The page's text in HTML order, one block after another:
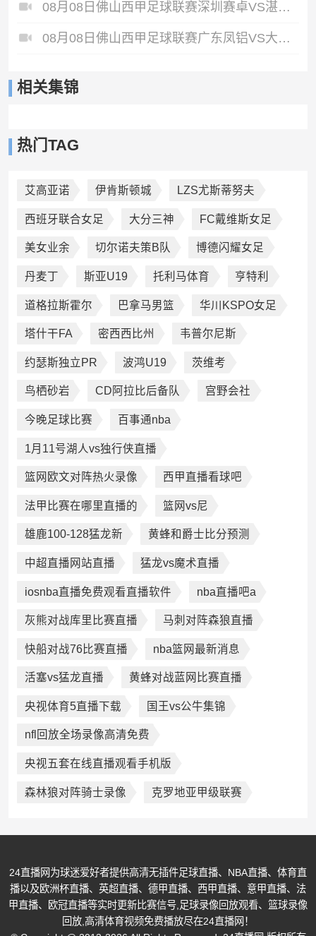
08月08日佛山西甲足球联赛深圳赛卓VS湛江热点·粤标售电全场录像
08月08日佛山西甲足球联赛广东凤铝VS大塘控股全场录像
相关集锦
热门TAG
艾高亚诺 伊肯斯顿城 LZS尤斯蒂努夫
西班牙联合女足 大分三神 FC戴维斯女足
美女业余 切尔诺夫策B队 博德闪耀女足
丹麦丁 斯亚U19 托利马体育 亨特利
道格拉斯霍尔 巴拿马男篮 华川KSPO女足
塔什干FA 密西西比州 韦普尔尼斯
约瑟斯独立PR 波鸿U19 茨维考
鸟栖砂岩 CD阿拉比后备队 宫野会社
今晚足球比赛 百事通nba
1月11号湖人vs独行侠直播
篮网欧文对阵热火录像 西甲直播看球吧
法甲比赛在哪里直播的 篮网vs尼
雄鹿100-128猛龙新 黄蜂和爵士比分预测
中超直播网站直播 猛龙vs魔术直播
iosnba直播免费观看直播软件 nba直播吧a
灰熊对战库里比赛直播 马刺对阵森狼直播
快船对战76比赛直播 nba篮网最新消息
活塞vs猛龙直播 黄蜂对战蓝网比赛直播
央视体育5直播下载 国王vs公牛集锦
nfl回放全场录像高清免费
央视五套在线直播观看手机版
森林狼对阵骑士录像 克罗地亚甲级联赛
24直播网为球迷爱好者提供高清无插件足球直播、NBA直播、体育直
播以及欧洲杯直播、英超直播、德甲直播、西甲直播、意甲直播、法
甲直播、欧冠直播等实时更新比赛信号,足球录像回放观看、篮球录像
回放,高清体育视频免费播放尽在24直播网！